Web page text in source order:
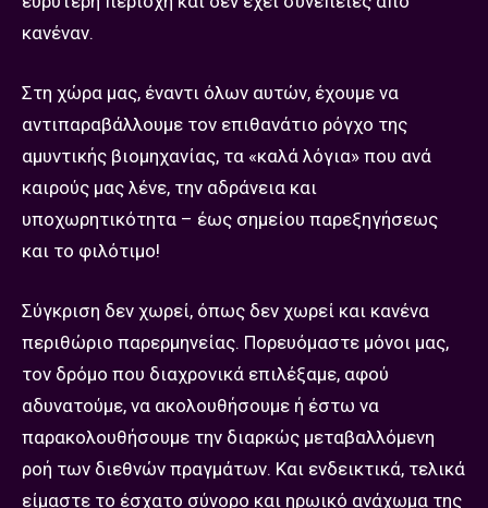
κανέναν.
Στη χώρα μας, έναντι όλων αυτών, έχουμε να
αντιπαραβάλλουμε τον επιθανάτιο ρόγχο της
αμυντικής βιομηχανίας, τα «καλά λόγια» που ανά
καιρούς μας λένε, την αδράνεια και
υποχωρητικότητα – έως σημείου παρεξηγήσεως
και το φιλότιμο!
Σύγκριση δεν χωρεί, όπως δεν χωρεί και κανένα
περιθώριο παρερμηνείας. Πορευόμαστε μόνοι μας,
τον δρόμο που διαχρονικά επιλέξαμε, αφού
αδυνατούμε, να ακολουθήσουμε ή έστω να
παρακολουθήσουμε την διαρκώς μεταβαλλόμενη
ροή των διεθνών πραγμάτων. Και ενδεικτικά, τελικά
είμαστε το έσχατο σύνορο και ηρωικό ανάχωμα της